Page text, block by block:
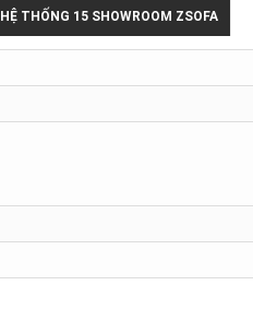
HỆ THỐNG 15 SHOWROOM ZSOFA